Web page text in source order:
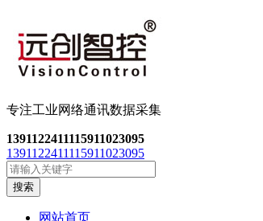
专注工业网络通讯数据采集
1391122411115911023095
1391122411115911023095
搜索
网站首页